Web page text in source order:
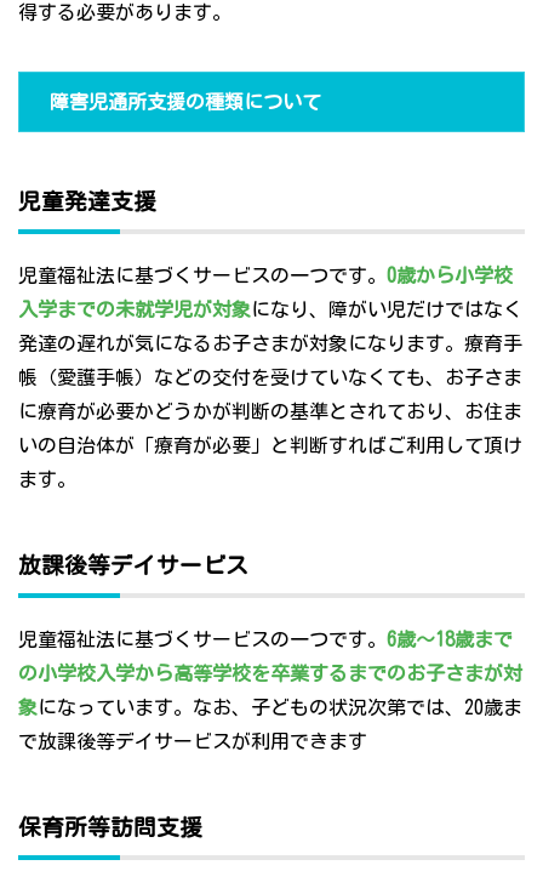
得する必要があります。
障害児通所支援の種類について
児童発達支援
児童福祉法に基づくサービスの一つです。 0歳から小学校
入学までの未就学児が対象になり、障がい児だけではなく
発達の遅れが気になるお子さまが対象になります。療育手
帳（愛護手帳）などの交付を受けていなくても、お子さま
に療育が必要かどうかが判断の基準とされており、お住ま
いの自治体が「療育が必要」と判断すればご利用して頂け
ます。
放課後等デイサービス
児童福祉法に基づくサービスの一つです。 6歳～18歳まで
の小学校入学から高等学校を卒業するまでのお子さまが対
象になっています。なお、子どもの状況次第では、20歳ま
で放課後等デイサービスが利用できます
保育所等訪問支援